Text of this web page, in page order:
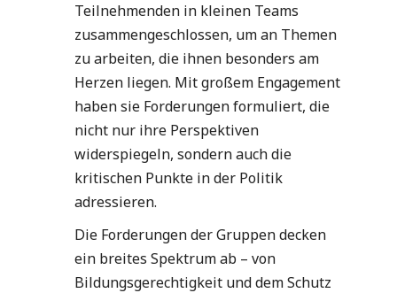
Teilnehmenden in kleinen Teams
zusammengeschlossen, um an Themen
zu arbeiten, die ihnen besonders am
Herzen liegen. Mit großem Engagement
haben sie Forderungen formuliert, die
nicht nur ihre Perspektiven
widerspiegeln, sondern auch die
kritischen Punkte in der Politik
adressieren.
Die Forderungen der Gruppen decken
ein breites Spektrum ab – von
Bildungsgerechtigkeit und dem Schutz